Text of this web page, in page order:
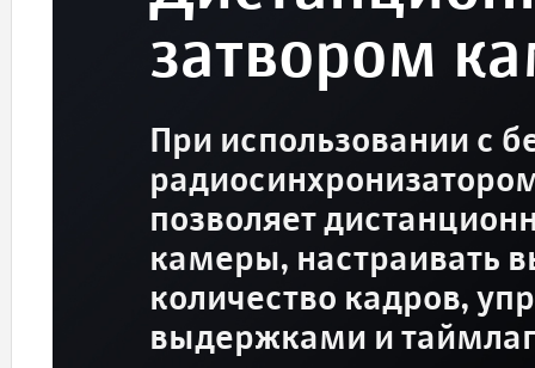
затвором
При использовании с
позволяет
камеры, настраивать
количество кадров,
выдержками и